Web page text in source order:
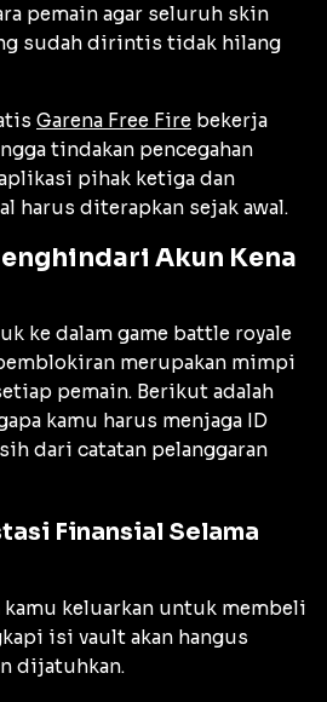
pemain agar seluruh skin
sudah dirintis tidak hilang
Garena Free Fire bekerja
tindakan pencegahan
pihak ketiga dan
harus diterapkan sejak awal.
Akun Kena
ke dalam game battle royale
merupakan mimpi
pemain. Berikut adalah
kamu harus menjaga ID
dari catatan pelanggaran
Finansial Selama
kamu keluarkan untuk membeli
isi vault akan hangus
dijatuhkan.